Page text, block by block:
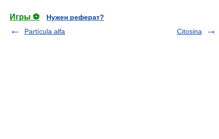
Игры ⚽
Нужен реферат?
Partícula alfa
Citosina